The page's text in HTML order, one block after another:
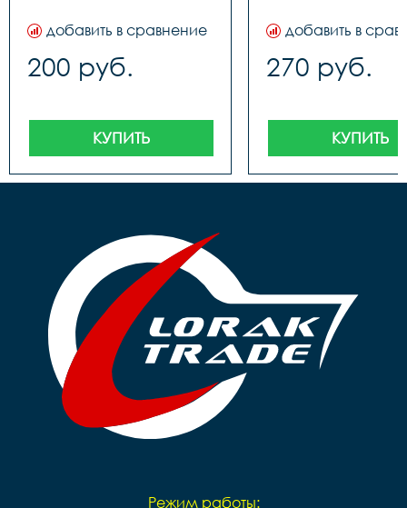
добавить в сравнение
200 руб.
КУПИТЬ
добавить в
270 руб.
КУПИТЬ
Режим работы: